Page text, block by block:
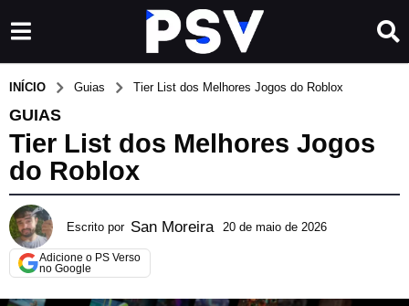
INÍCIO Guias Tier List dos Melhores Jogos do Roblox
GUIAS
Tier List dos Melhores Jogos
do Roblox
Escrito por San Moreira 20 de maio de 2026
j
Adicione o PS Verso
no Google